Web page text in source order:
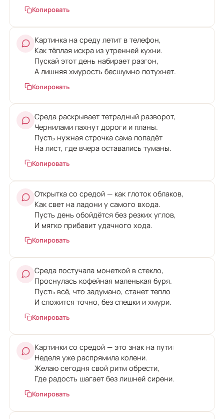
Копировать
Картинка на среду летит в телефон,
Как тёплая искра из утренней кухни.
Пускай этот день набирает разгон,
А лишняя хмурость бесшумно потухнет.
Копировать
Среда раскрывает тетрадный разворот,
Чернилами пахнут дороги и планы.
Пусть нужная строчка сама попадёт
На лист, где вчера оставались туманы.
Копировать
Открытка со средой — как глоток облаков,
Как свет на ладони у самого входа.
Пусть день обойдётся без резких углов,
И мягко прибавит удачного хода.
Копировать
Среда постучала монеткой в стекло,
Проснулась кофейная маленькая буря.
Пусть всё, что задумано, станет тепло
И сложится точно, без спешки и хмури.
Копировать
Картинки со средой — это знак на пути:
Неделя уже распрямила колени.
Желаю сегодня свой ритм обрести,
Где радость шагает без лишней сирени.
Копировать